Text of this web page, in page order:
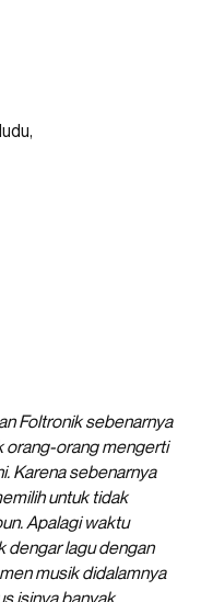
Foltronik sebenarnya
orang-orang mengerti
Karena sebenarnya
untuk tidak
Apalagi waktu
dengar lagu dengan
musik didalamnya